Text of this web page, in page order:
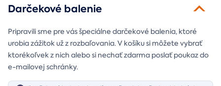
Darčekové balenie
Pripravili sme pre vás špeciálne darčekové balenia, ktoré
urobia zážitok už z rozbaľovania. V košíku si môžete vybrať
ktorékoľvek z nich alebo si nechať zdarma poslať poukaz do
e-mailovej schránky.